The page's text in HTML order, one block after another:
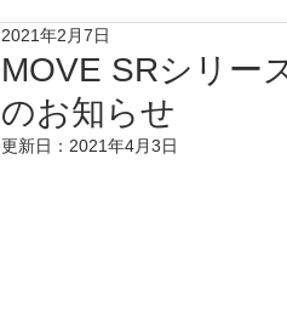
MOVE SRシリ
のお知らせ
2021年2月7日
更新日： 2021年4月3日